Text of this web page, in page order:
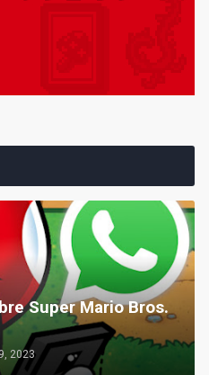
Super Mario Bros.
2023